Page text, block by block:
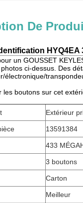
De
HYQ4EA
un GOUSSET
ci-dessus. Des
électronique/
les boutons sur cet
Extérieur
13591384
433
3 boutons
Carton
Meilleur